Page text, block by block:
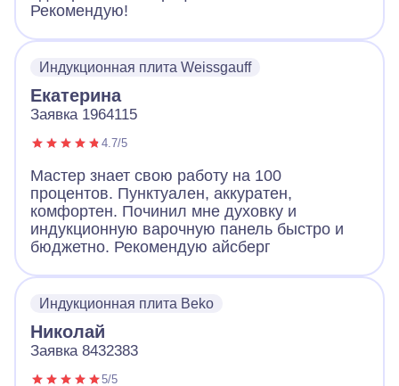
Рекомендую!
Индукционная плита Weissgauff
Екатерина
Заявка 1964115
4.7/5
Мастер знает свою работу на 100
процентов. Пунктуален, аккуратен,
комфортен. Починил мне духовку и
индукционную варочную панель быстро и
бюджетно. Рекомендую айсберг
Индукционная плита Beko
Николай
Заявка 8432383
5/5